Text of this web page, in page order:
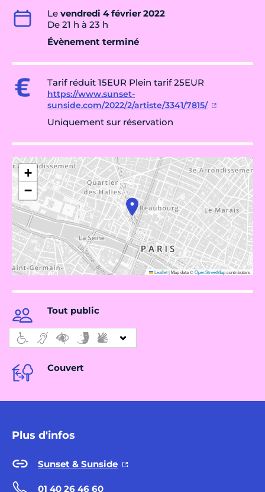
Le vendredi 4 février 2022
De 21 h à 23 h
Évènement terminé
Tarif réduit 15EUR Plein tarif 25EUR
https://www.sunset-
sunside.com/2022/2/artiste/3341/7815/
Uniquement sur réservation
+
−
Leaflet|Map data ©OpenStreetMapcontributors
Tout public
Couvert
Plus d'infos
Sunset & Sunside
01 40 26 46 60